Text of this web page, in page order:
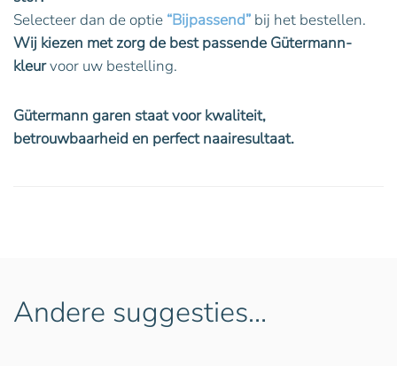
Selecteer dan de optie “Bijpassend” bij het bestellen.
Wij kiezen met zorg de best passende Gütermann-
kleurvoor uw bestelling.
Gütermann garen staat voor kwaliteit,
betrouwbaarheid en perfect naairesultaat.
Andere suggesties…